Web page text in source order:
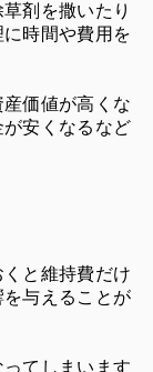
剤を撒いたり
時間や費用を
産価値が高くな
安くなるなど
と維持費だけ
与えることが
てしまいます